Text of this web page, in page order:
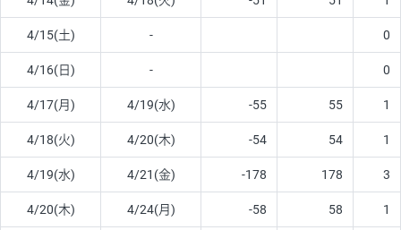
4/15(土) - 0
4/16(日) - 0
4/17(月) 4/19(水) -55 55 1
4/18(火) 4/20(木) -54 54 1
4/19(水) 4/21(金) -178 178 3
4/20(木) 4/24(月) -58 58 1